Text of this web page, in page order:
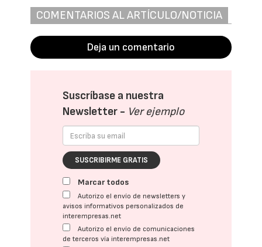
COMENTARIOS AL ARTÍCULO/NOTICIA
Deja un comentario
Suscríbase a nuestra
Newsletter - Ver ejemplo
SUSCRIBIRME GRATIS
Marcar todos
Autorizo el envío de newsletters y
avisos informativos personalizados de
interempresas.net
Autorizo el envío de comunicaciones
de terceros vía interempresas.net